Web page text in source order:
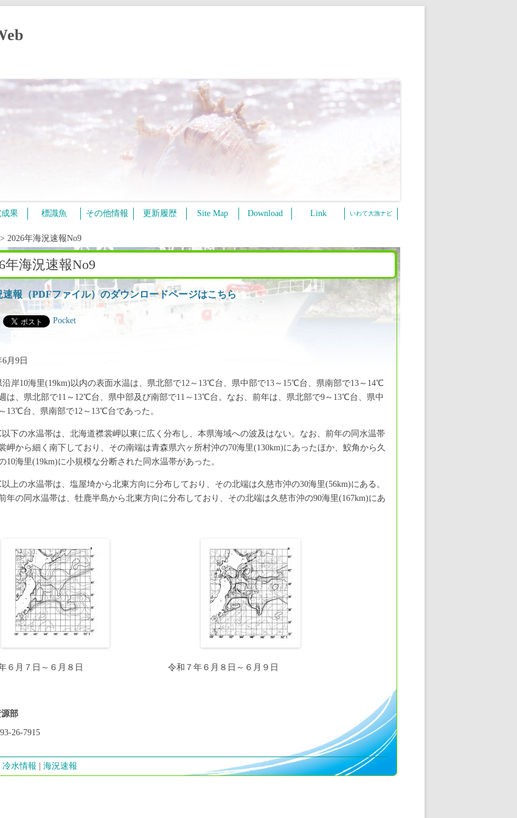
コ
ン
へ
ッ
プ
果 標識魚 その他情報 更新履歴 Site Map Download Link いわて大漁ナビ
> 2026年海況速報No9
年海況速報No9
速報（PDFファイル）のダウンロードページはこちら
Pocket
月9日
沿岸10海里(19km)以内の表面水温は、県北部で12～13℃台、県中部で13～15℃台、県南部で13～14℃
は、県北部で11～12℃台、県中部及び南部で11～13℃台。なお、前年は、県北部で9～13℃台、県中
13℃台、県南部で12～13℃台であった。
下の水温帯は、北海道襟裳岬以東に広く分布し、本県海域への波及はない。なお、前年の同水温帯
岬から細く南下しており、その南端は青森県六ヶ所村沖の70海里(130km)にあったほか、鮫角から久
10海里(19km)に小規模な分断された同水温帯があった。
上の水温帯は、塩屋埼から北東方向に分布しており、その北端は久慈市沖の30海里(56km)にある。
年の同水温帯は、牡鹿半島から北東方向に分布しており、その北端は久慈市沖の90海里(167km)にあ
６月７日～６月８日 令和７年６月８日～６月９日
部
26-7915
冷水情報 海況速報